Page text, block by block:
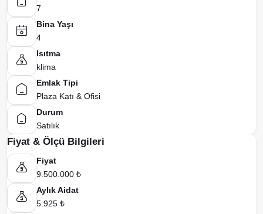
7
Bina Yaşı
4
Isıtma
klima
Emlak Tipi
Plaza Katı & Ofisi
Durum
Satılık
Fiyat & Ölçü Bilgileri
Fiyat
9.500.000 ₺
Aylık Aidat
5.925 ₺